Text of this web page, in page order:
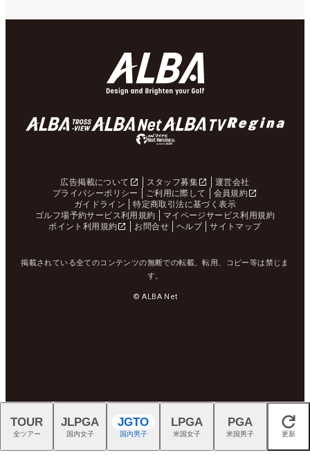
広告掲載について スタッフ募集
運営会社
プライバシーポリシー
ご利用に際して
会員規約
ガイドライン
特定商取引法に基づく表示
ゴルフ場予約サービス利用規約
マイページサービス利用規約
ポイント利用規約
お問合せ ヘルプ サイトマップ
掲載されている全てのコンテンツの無断での転載、転用、コピー等は禁じま
す。
© ALBA Net
閉じる
TOUR
全ツアー
JLPGA
国内女子
JGTO
国内男子
LPGA
米国女子
PGA
米国男子 更新